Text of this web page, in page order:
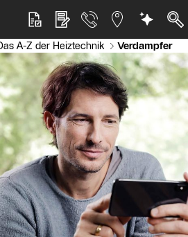
A-Z der Heiztechnik Verdampfer